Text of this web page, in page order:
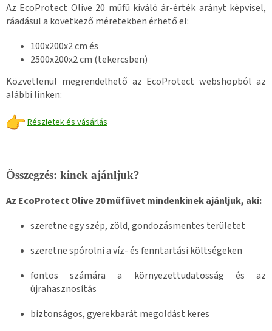
Az EcoProtect Olive 20 műfű kiváló ár-érték arányt képvisel,
ráadásul a következő méretekben érhető el:
100x200x2 cm és
2500x200x2 cm (tekercsben)
Közvetlenül megrendelhető az EcoProtect webshopból az
alábbi linken:
Részletek és vásárlás
Összegzés: kinek ajánljuk?
Az EcoProtect Olive 20 műfüvet mindenkinek ajánljuk, aki:
szeretne egy szép, zöld, gondozásmentes területet
szeretne spórolni a víz- és fenntartási költségeken
fontos számára a környezettudatosság és az
újrahasznosítás
biztonságos, gyerekbarát megoldást keres